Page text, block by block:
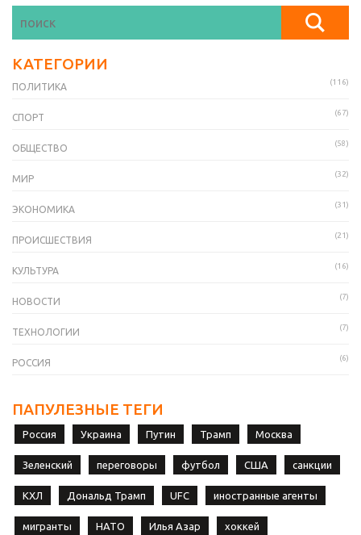
КАТЕГОРИИ
ПОЛИТИКА (116)
СПОРТ (67)
ОБЩЕСТВО (58)
МИР (32)
ЭКОНОМИКА (31)
ПРОИСШЕСТВИЯ (21)
КУЛЬТУРА (16)
НОВОСТИ (7)
ТЕХНОЛОГИИ (7)
РОССИЯ (6)
ПАПУЛЕЗНЫЕ ТЕГИ
Россия Украина Путин Трамп Москва
Зеленский переговоры футбол США санкции
КХЛ Дональд Трамп UFC иностранные агенты
мигранты НАТО Илья Азар хоккей